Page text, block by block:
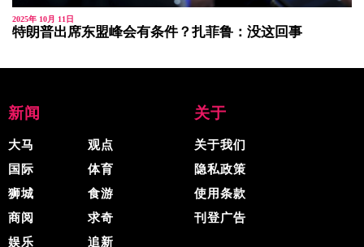
2025年 10月 11日
特朗普出席东盟峰会有条件？扎菲鲁：没这回事
新闻
大马
国际
狮城
商阅
娱乐
观点
体育
食游
求奇
追新
关于
关于我们
隐私政策
使用条款
刊登广告